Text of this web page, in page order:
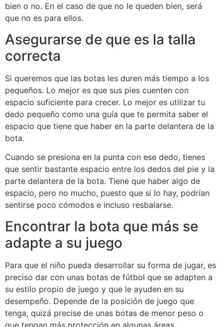
bien o no. En el caso de que no le queden bien, será
que no es para ellos.
Asegurarse de que es la talla
correcta
Si queremos que las botas les duren más tiempo a los
pequeños. Lo mejor es que sus pies cuenten con
espacio suficiente para crecer. Lo mejor es utilizar tu
dedo pequeño como una guía que te permita saber el
espacio que tiene que haber en la parte delantera de la
bota.
Cuando se presiona en la punta con ese dedo, tienes
que sentir bastante espacio entre los dedos del pie y la
parte delantera de la bota. Tiene que haber algo de
espacio, pero no mucho, puesto que si lo hay, podrían
sentirse poco cómodos e incluso resbalarse.
Encontrar la bota que más se
adapte a su juego
Para que el niño pueda desarrollar su forma de jugar, es
preciso dar con unas botas de fútbol que se adapten a
su estilo propio de juego y que le ayuden en su
desempeño. Depende de la posición de juego que
tenga, quizá precise de unas botas de menor peso o
que tengan más protección en algunas áreas.